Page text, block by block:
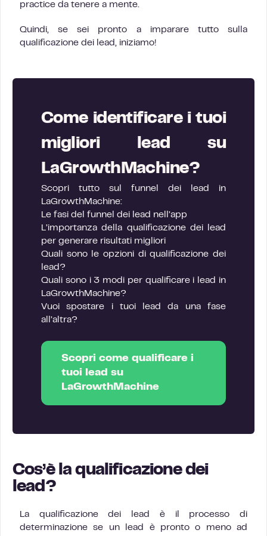
practice da tenere a mente.
Quindi, se sei pronto a imparare tutto sulla
qualificazione dei lead, iniziamo!
Come identificare i tuoi
migliori lead su
LaGrowthMachine?
Scopri tutto sul funnel dei lead in
LaGrowthMachine:
Le fasi del funnel dei lead nell’app
L’importanza della qualificazione dei lead
per generare risultati migliori
Quali sono le opzioni di qualificazione dei
lead?
Quali sono i 3 modi per qualificare i lead in
LaGrowthMachine?
Vuoi spostare i tuoi lead da una fase
all’altra?
Scopri come qualificare i
tuoi lead su
LaGrowthMachine
Cos’è la qualificazione dei
lead?
La qualificazione dei lead è il processo di
determinazione se un lead è pronto o meno ad